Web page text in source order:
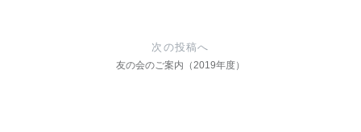
次の投稿へ
友の会のご案内（2019年度）